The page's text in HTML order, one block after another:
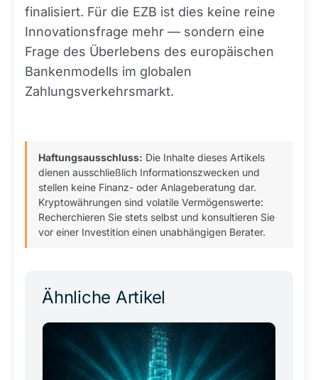
finalisiert. Für die EZB ist dies keine reine
Innovationsfrage mehr — sondern eine
Frage des Überlebens des europäischen
Bankenmodells im globalen
Zahlungsverkehrsmarkt.
Haftungsausschluss: Die Inhalte dieses Artikels
dienen ausschließlich Informationszwecken und
stellen keine Finanz- oder Anlageberatung dar.
Kryptowährungen sind volatile Vermögenswerte:
Recherchieren Sie stets selbst und konsultieren Sie
vor einer Investition einen unabhängigen Berater.
Ähnliche Artikel